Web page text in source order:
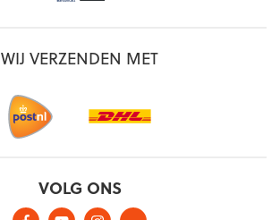
WIJ VERZENDEN MET